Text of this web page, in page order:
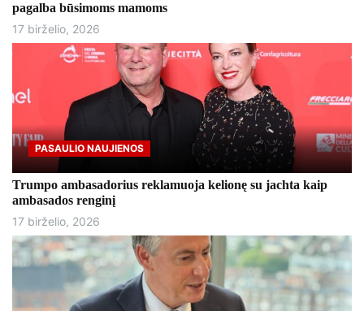
pagalba būsimoms mamoms
17 birželio, 2026
PASAULIO NAUJIENOS
Trumpo ambasadorius reklamuoja kelionę su jachta kaip
ambasados ​​renginį
17 birželio, 2026